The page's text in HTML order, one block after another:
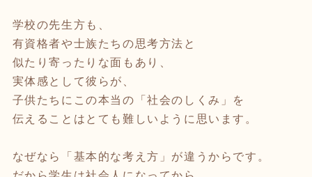
学校の先生方も、
有資格者や士族たちの思考方法と
似たり寄ったりな面もあり、
実体感として彼らが、
子供たちにこの本当の「社会のしくみ」を
伝えることはとても難しいように思います。
なぜなら「基本的な考え方」が違うからです。